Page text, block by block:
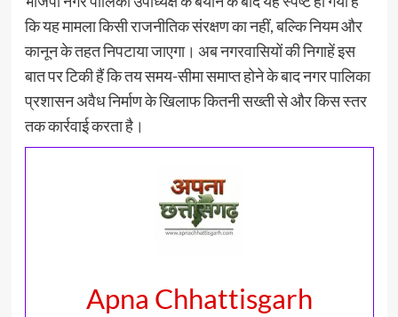
कि यह मामला किसी राजनीतिक संरक्षण का नहीं, बल्कि नियम और
कानून के तहत निपटाया जाएगा। अब नगरवासियों की निगाहें इस
बात पर टिकी हैं कि तय समय-सीमा समाप्त होने के बाद नगर पालिका
प्रशासन अवैध निर्माण के खिलाफ कितनी सख्ती से और किस स्तर
तक कार्रवाई करता है।
Apna Chhattisgarh